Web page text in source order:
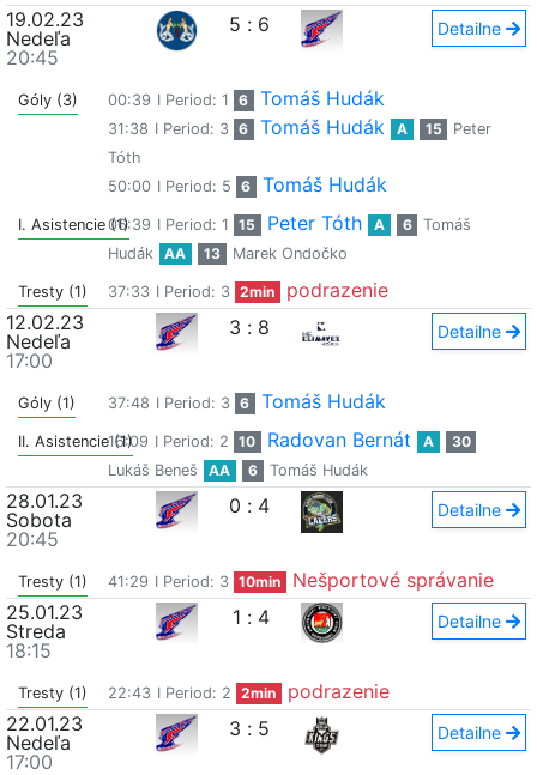
19.02.23
Nedeľa
20:45
5 : 6 Detailne
Góly (3) 00:39 I Period: 1 6 Tomáš Hudák
31:38 I Period: 3 6 Tomáš Hudák A 15
Peter
Tóth
50:00 I Period: 5 6 Tomáš Hudák
I. Asistencie (1)06:39 I Period: 1 15 Peter Tóth A 6
Tomáš
Hudák
AA 13 Marek Ondočko
Tresty (1) 37:33 I Period: 3 2min
podrazenie
12.02.23
Nedeľa
17:00
3 : 8 Detailne
Góly (1) 37:48 I Period: 3 6 Tomáš Hudák
II. Asistencie (1)
16:09 I Period: 2 10 Radovan Bernát A
30
Lukáš Beneš
AA 6 Tomáš Hudák
28.01.23
Sobota
20:45
0 : 4 Detailne
Tresty (1) 41:29 I Period: 3 10min
Nešportové správanie
25.01.23
Streda
18:15
1 : 4 Detailne
Tresty (1) 22:43 I Period: 2 2min
podrazenie
22.01.23
Nedeľa
17:00
3 : 5 Detailne